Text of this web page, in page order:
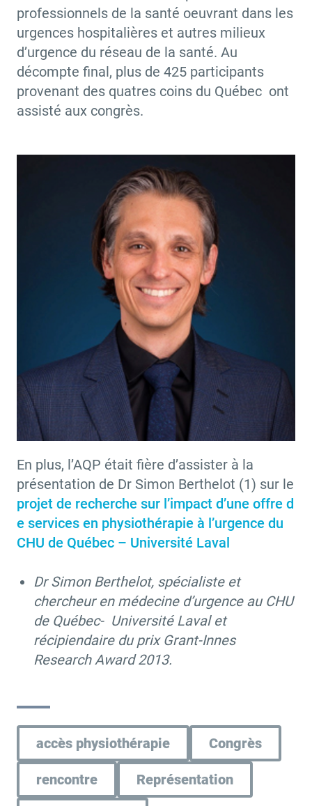
professionnels de la santé oeuvrant dans les
urgences hospitalières et autres milieux
d’urgence du réseau de la santé. Au
décompte final, plus de 425 participants
provenant des quatres coins du Québec ont
assisté aux congrès.
En plus, l’AQP était fière d’assister à la
présentation de Dr Simon Berthelot (1) sur le
projet de recherche sur l’impact d’une offre d
e services en physiothérapie à l’urgence du
CHU de Québec – Université Laval
Dr Simon Berthelot, spécialiste et
chercheur en médecine d’urgence au CHU
de Québec- Université Laval et
récipiendaire du prix Grant-Innes
Research Award 2013.
accès physiothérapie Congrès
rencontre Représentation